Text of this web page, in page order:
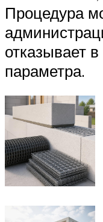
Процедура
отказывает
параметра.